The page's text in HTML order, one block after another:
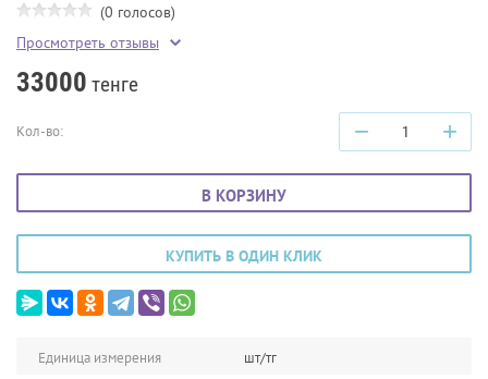
(0 голосов)
Просмотреть отзывы
33000 тенге
Кол-во: − +
В КОРЗИНУ
КУПИТЬ В ОДИН КЛИК
Единица измерения шт/тг